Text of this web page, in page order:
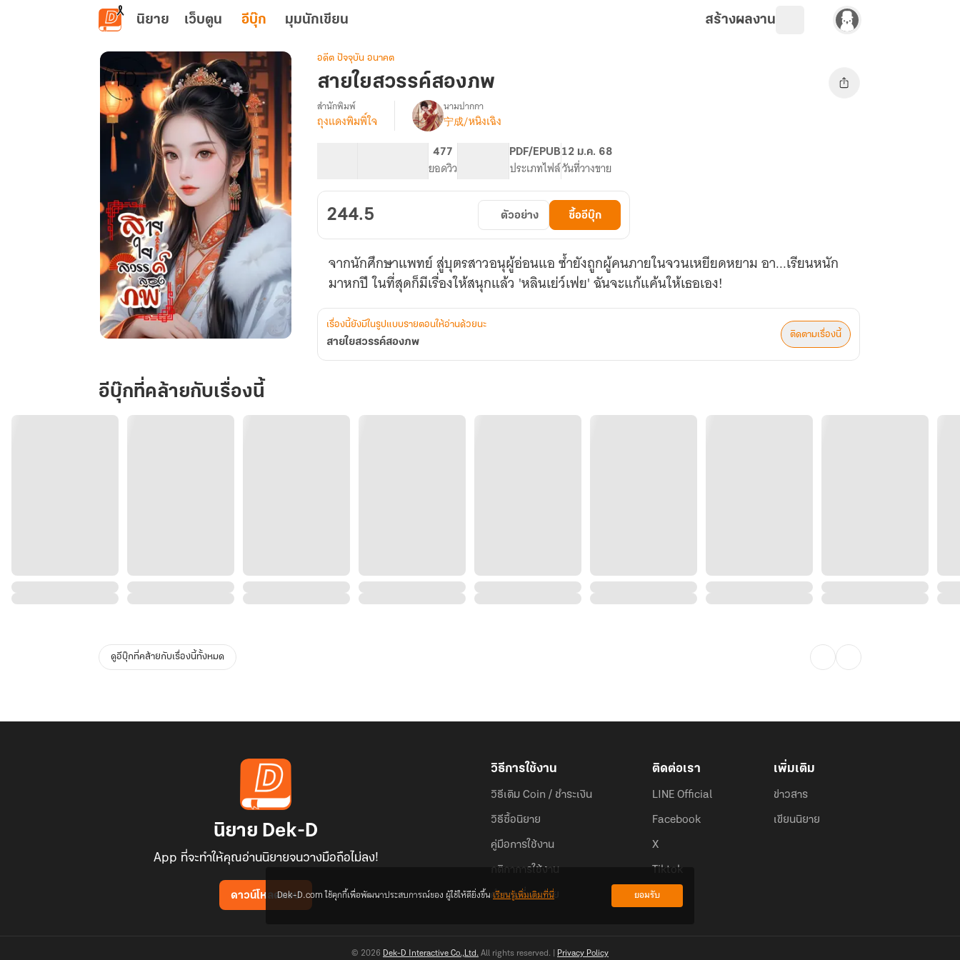
ข้ามไปยังเนื้อหาหลัก
นิยาย เว็บตูน อีบุ๊ก มุมนักเขียน สร้างผลงาน
สอง
ภพ
อดีต ปัจจุบัน อนาคต
สายใยสวรรค์สองภพ
เรื่อง
สายใย
สำนักพิมพ์
ถุงแดงพิมพิ์ใจ
นามปากกา
宁成/หนิงเฉิง
477
ยอดวิว
PDF/EPUB
ประเภทไฟล์
12 ม.ค. 68
วันที่วางขาย
244.5 ตัวอย่าง ซื้ออีบุ๊ก
จากนักศึกษาแพทย์ สู่บุตรสาวอนุผู้อ่อนแอ ซ้ำยังถูกผู้คนภายในจวนเหยียดหยาม อา...เรียนหนัก
มาหกปี ในที่สุดก็มีเรื่องให้สนุกแล้ว 'หลินเย่ว์เฟย' ฉันจะแก้แค้นให้เธอเอง!
เรื่องนี้ยังมีในรูปแบบรายตอนให้อ่านด้วยนะ
สายใยสวรรค์สองภพ
ติดตามเรื่องนี้
อีบุ๊กที่คล้ายกับเรื่องนี้
ดูอีบุ๊กที่คล้ายกับเรื่องนี้ทั้งหมด
นิยาย Dek-D
App ที่จะทำให้คุณอ่านนิยายจนวางมือถือไม่ลง!
ดาวน์โหลดแอป
วิธีการใช้งาน
วิธีเติม Coin / ชำระเงิน
วิธีซื้อนิยาย
คู่มือการใช้งาน
กติกาการใช้งาน
คำถามที่พบบ่อย
ติดต่อเรา
LINE Official
Facebook
X
Tiktok
เพิ่มเติม
ข่าวสาร
เขียนนิยาย
© 2026 Dek-D Interactive Co.,Ltd. All rights reserved. | Privacy Policy
Dek-D.com ใช้คุกกี้เพื่อพัฒนาประสบการณ์ของ ผู้ใช้ให้ดียิ่งขึ้นเรียนรู้เพิ่มเติมที่นี่ ยอมรับ